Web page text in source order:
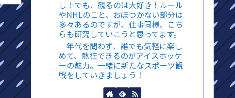
し！でも、観るのは大好き！ルール
やNHLのこと、おぼつかない部分は
多々あるのですが、仕事同様、こち
らも研究していこうと思ってます。
年代を問わず、誰でも気軽に楽し
めて、熱狂できるのがアイスホッケ
ーの魅力。一緒に新たなスポーツ観
戦をしていきましょう！